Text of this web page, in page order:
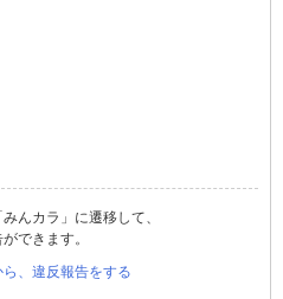
んカラ」に遷移して、
できます。
ら、違反報告をする